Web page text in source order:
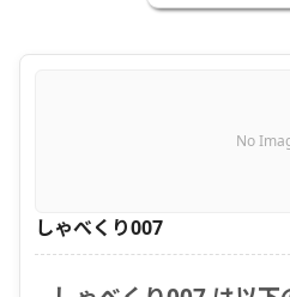
No
しゃべくり007